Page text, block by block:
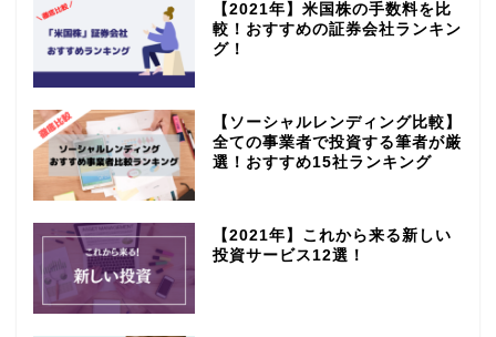
【2021年】米国株の手数料を比
較！おすすめの証券会社ランキン
グ！
【ソーシャルレンディング比較】
全ての事業者で投資する筆者が厳
選！おすすめ15社ランキング
【2021年】これから来る新しい
投資サービス12選！